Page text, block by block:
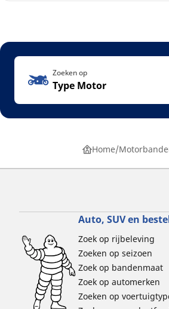
Zoeken op
Type Motor
Home
Auto, SUV en
Zoek op rijbeleving
Zoeken op seizoen
Zoek op bandenmaat
Zoek op automerken
Zoeken op